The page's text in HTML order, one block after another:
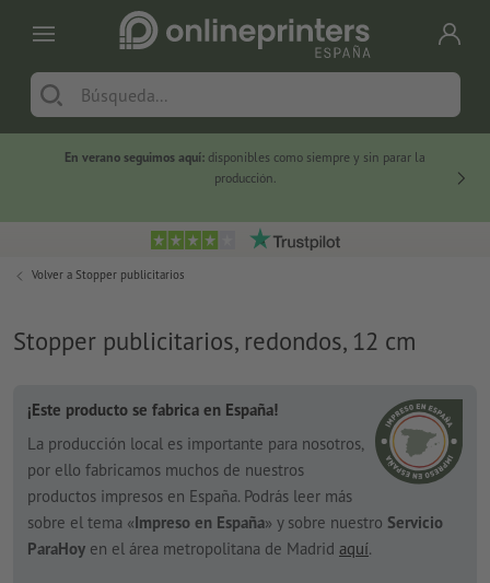
En verano seguimos aquí: disponibles como siempre y sin parar la
producción.
Volver a Stopper publicitarios
Stopper publicitarios, redondos, 12 cm
¡Este producto se fabrica en España!
La producción local es importante para nosotros,
por ello fabricamos muchos de nuestros
productos impresos en España. Podrás leer más
sobre el tema «Impreso en España» y sobre nuestro Servicio
ParaHoy en el área metropolitana de Madrid aquí.